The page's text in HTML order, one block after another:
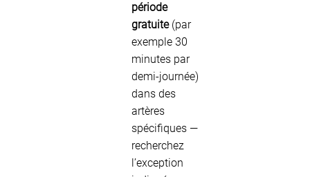
période
gratuite(par
exemple 30
minutes par
demi-journée)
dans des
artères
spécifiques —
recherchez
l’exception